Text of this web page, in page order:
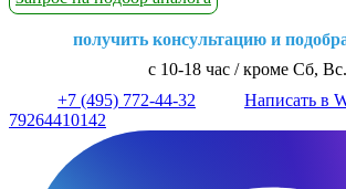
получить консультацию и
с 10-18 час / кроме Сб, Вс.
+7 (495) 772-44-32
Написать в
79264410142